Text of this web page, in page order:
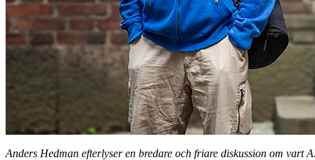
Anders Hedman efterlyser en bredare och friare diskussion om vart